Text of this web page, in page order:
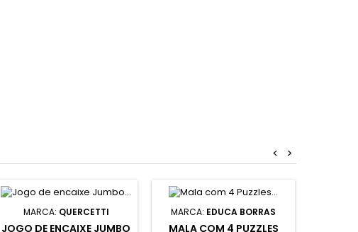
>
<
MARCA: QUERCETTI
JOGO DE ENCAIXE JUMBO
MARCA: EDUCA BORRAS
MALA COM 4 PUZZLES